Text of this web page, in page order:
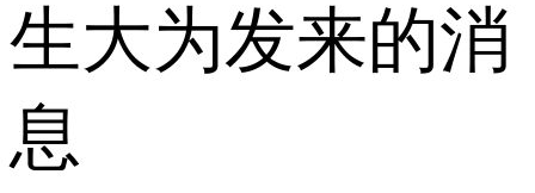
生大为发来的消
息